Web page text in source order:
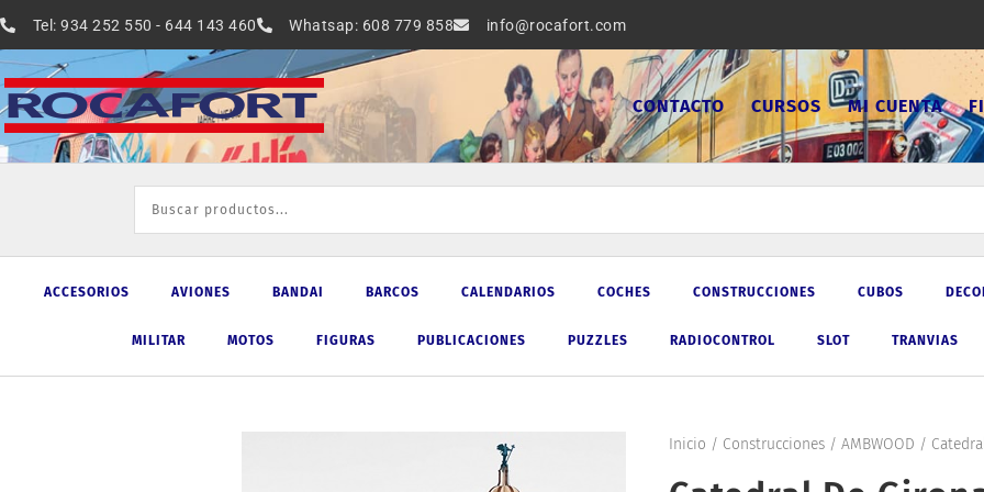
al
contenido
Tel: 934 252 550 - 644 143 460 Whatsap: 608 779 858 info@rocafort.com
CONTACTO CURSOS MI CUENTA
ACCESORIOS AVIONES BANDAI BARCOS CALENDARIOS COCHES CONSTRUCCIONES CUBOS
MILITAR MOTOS FIGURAS PUBLICACIONES PUZZLES RADIOCONTROL SLOT TRANVIAS
Inicio / Construcciones/ AMBWOOD /